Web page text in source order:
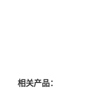
相关产品：